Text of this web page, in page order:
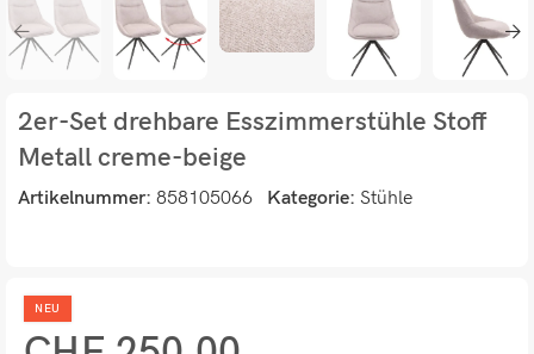
2er-Set drehbare Esszimmerstühle Stoff
Metall creme-beige
Artikelnummer: 858105066 Kategorie: Stühle
NEU